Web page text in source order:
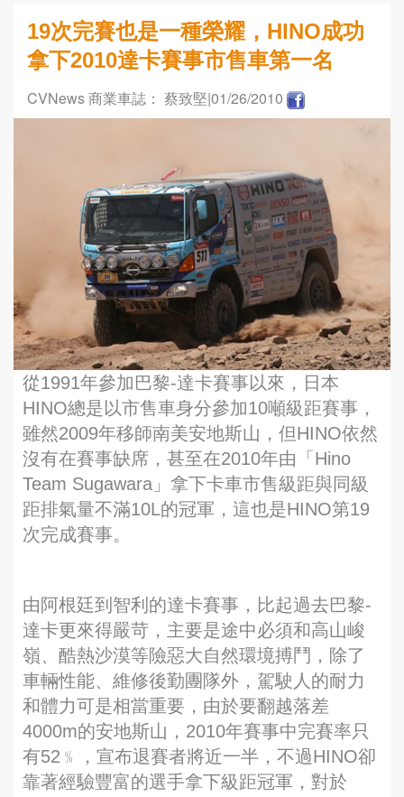
19次完賽也是一種榮耀，HINO成功
拿下2010達卡賽事市售車第一名
CVNews 商業車誌： 蔡致堅|01/26/2010
從1991年參加巴黎-達卡賽事以來，日本
HINO總是以市售車身分參加10噸級距賽事，
雖然2009年移師南美安地斯山，但HINO依然
沒有在賽事缺席，甚至在2010年由「Hino
Team Sugawara」拿下卡車市售級距與同級
距排氣量不滿10L的冠軍，這也是HINO第19
次完成賽事。
由阿根廷到智利的達卡賽事，比起過去巴黎-
達卡更來得嚴苛，主要是途中必須和高山峻
嶺、酷熱沙漠等險惡大自然環境搏鬥，除了
車輛性能、維修後勤團隊外，駕駛人的耐力
和體力可是相當重要，由於要翻越落差
4000m的安地斯山，2010年賽事中完賽率只
有52﹪，宣布退賽者將近一半，不過HINO卻
靠著經驗豐富的選手拿下級距冠軍，對於